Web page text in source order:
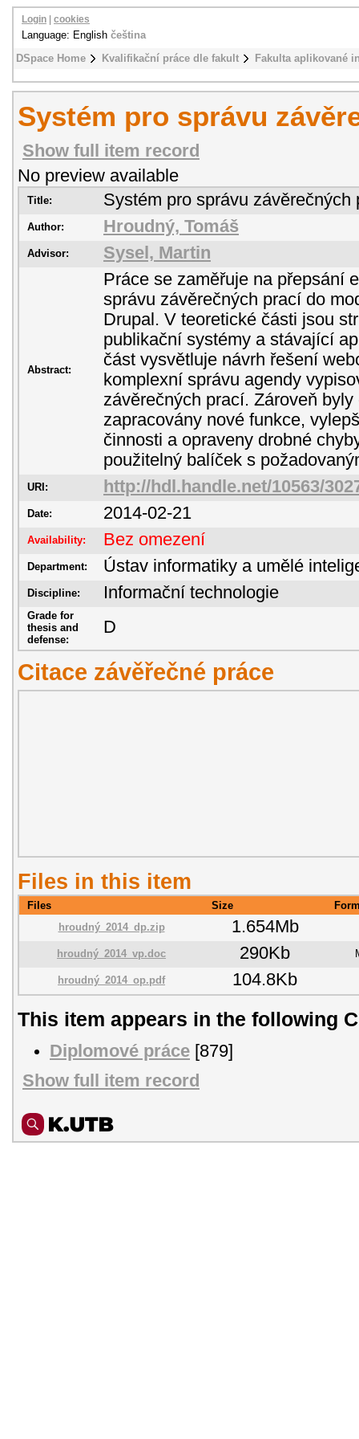
DSpace Home Kvalifikační práce dle fakult Fakulta aplikované
Login cookies
Language: English čeština
Systém pro správu
Show full item record
No preview available
Title: Systém pro správu závěrečných
Author: Hroudný, Tomáš
Advisor: Sysel, Martin
Abstract:
Práce se zaměřuje na přepsání
správu závěrečných prací do
Drupal. V teoretické části jsou
publikační systémy a stávající
část vysvětluje návrh řešení
komplexní správu agendy
závěrečných prací. Zároveň
zapracovány nové funkce,
činnosti a opraveny drobné
použitelný balíček s
URI: http://hdl.handle.net/10563/
Date: 2014-02-21
Availability: Bez omezení
Department: Ústav informatiky a umělé
Discipline: Informační technologie
Grade for
thesis and
defense:
D
Citace závěřečné práce
Files in this item
Files Size
hroudný_2014_dp.zip
1.654Mb
hroudný_2014_vp.doc 290Kb
hroudný_2014_op.pdf 104.8Kb
This item appears in the following
Diplomové práce [879]
Show full item record